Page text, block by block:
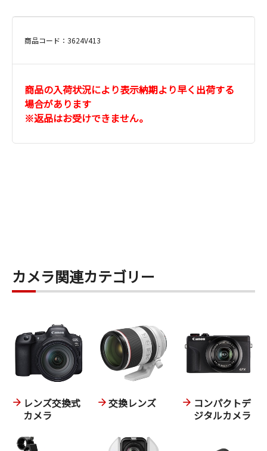
商品コード：3624V413
商品の入荷状況により表示納期より早く出荷する
場合があります
※返品はお受けできません。
カメラ関連カテゴリー
レンズ交換式
カメラ
交換レンズ
コンパクトデ
ジタルカメラ